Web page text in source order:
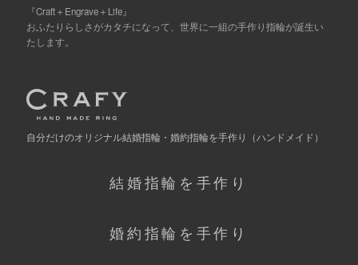
『Craft＋Engrave＋Life』
おふたりらしさがカタチになって、世界に一組の手作り指輪が誕生い
たします。
自分だけのオリジナル結婚指輪・婚約指輪を手作り （ハンドメイド）
結婚指輪を手作り
婚約指輪を手作り